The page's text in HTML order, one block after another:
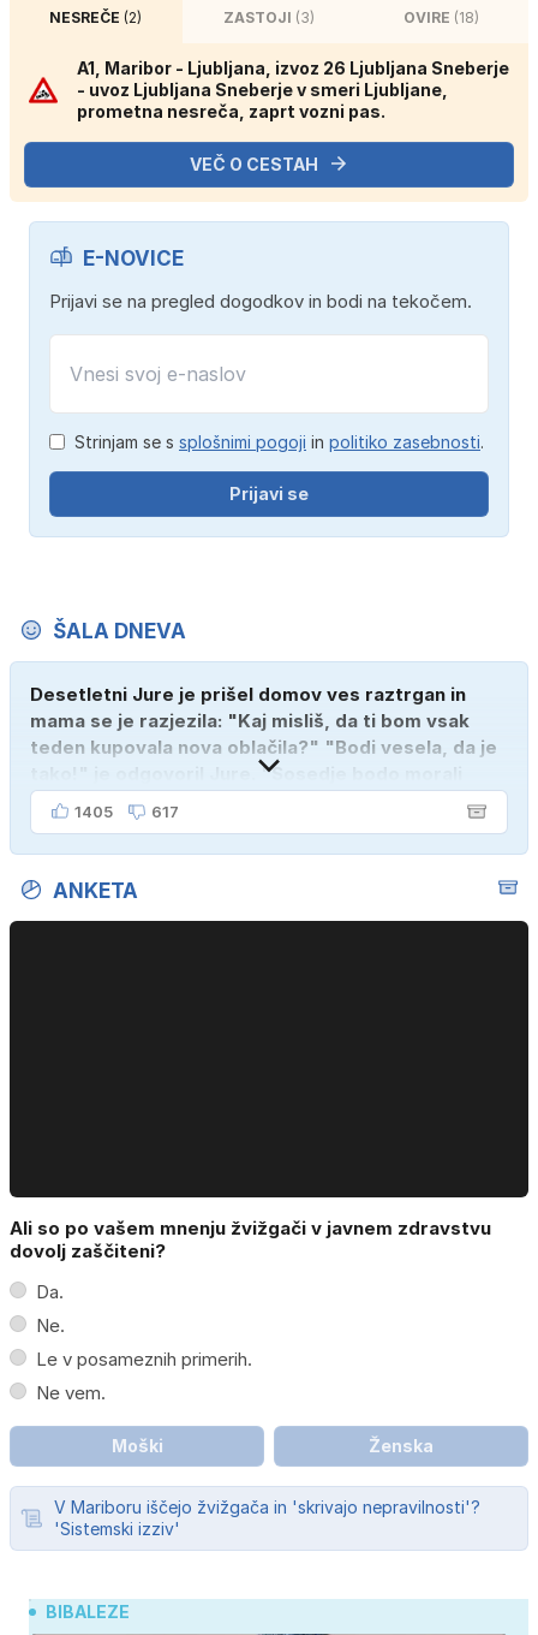
NESREČE(2) ZASTOJI (3) OVIRE (18)
A1, Maribor - Ljubljana, izvoz 26 Ljubljana Sneberje
- uvoz Ljubljana Sneberje v smeri Ljubljane,
prometna nesreča, zaprt vozni pas.
VEČ O CESTAH
E-NOVICE
Prijavi se na pregled dogodkov in bodi na tekočem.
Strinjam se s splošnimi pogoji in politiko zasebnosti.
Prijavi se
ŠALA DNEVA
Desetletni Jure je prišel domov ves raztrgan in
mama se je razjezila: "Kaj misliš, da ti bom vsak
teden kupovala nova oblačila?" "Bodi vesela, da je
tako!" je odgovoril Jure. "Sosedje bodo morali
kupiti novega sina, tako sem ga prebutal!"
1405 617
ANKETA
Ali so po vašem mnenju žvižgači v javnem zdravstvu
dovolj zaščiteni?
Da.
Ne.
Le v posameznih primerih.
Ne vem.
Moški Ženska
V Mariboru iščejo žvižgača in 'skrivajo nepravilnosti'?
'Sistemski izziv'
BIBALEZE